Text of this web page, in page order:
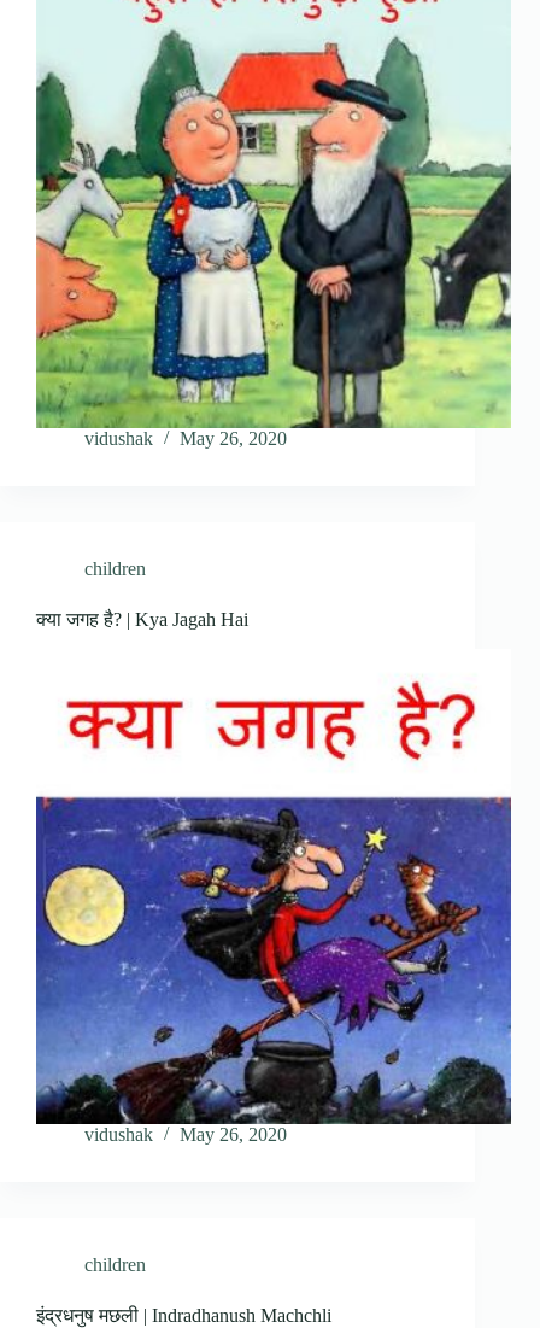
vidushak May 26, 2020
children
क्या जगह है? | Kya Jagah Hai
vidushak May 26, 2020
children
इंद्रधनुष मछली | Indradhanush Machchli